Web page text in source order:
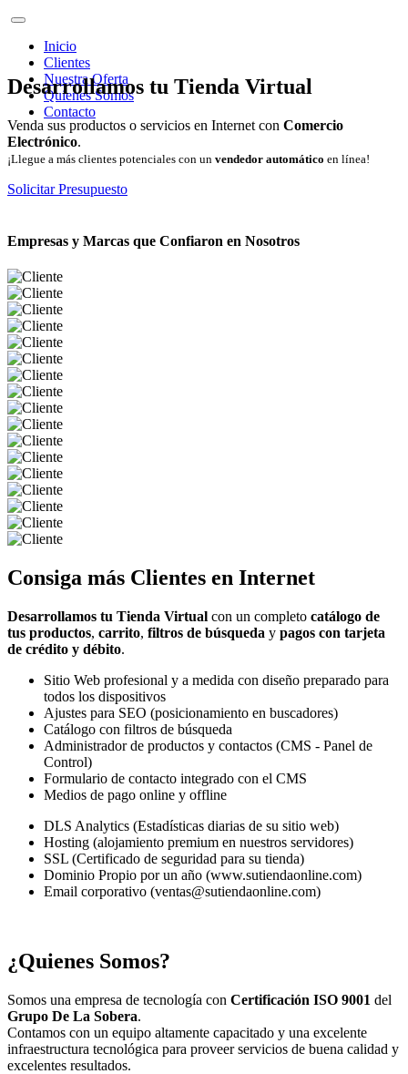
Inicio
Clientes
Nuestra Oferta
Quienes Somos
Contacto
Desarrollamos tu Tienda Virtual
Venda sus productos o servicios en Internet con Comercio
Electrónico.
¡Llegue a más clientes potenciales con un vendedor automático en línea!
Solicitar Presupuesto
Empresas y Marcas que Confiaron en Nosotros
Consiga más Clientes en Internet
Desarrollamos tu Tienda Virtual con un completo catálogo de
tus productos, carrito, filtros de búsqueda y pagos con tarjeta
de crédito y débito.
Sitio Web profesional y a medida con diseño preparado para
todos los dispositivos
Ajustes para SEO (posicionamiento en buscadores)
Catálogo con filtros de búsqueda
Administrador de productos y contactos (CMS - Panel de
Control)
Formulario de contacto integrado con el CMS
Medios de pago online y offline
DLS Analytics (Estadísticas diarias de su sitio web)
Hosting (alojamiento premium en nuestros servidores)
SSL (Certificado de seguridad para su tienda)
Dominio Propio por un año (www.sutiendaonline.com)
Email corporativo (ventas@sutiendaonline.com)
¿Quienes Somos?
Somos una empresa de tecnología con Certificación ISO 9001 del
Grupo De La Sobera.
Contamos con un equipo altamente capacitado y una excelente
infraestructura tecnológica para proveer servicios de buena calidad y
excelentes resultados.